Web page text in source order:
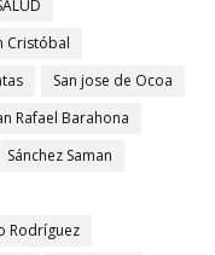
Cristóbal
San jose de Ocoa
Rafael Barahona
Sánchez Saman
Rodríguez